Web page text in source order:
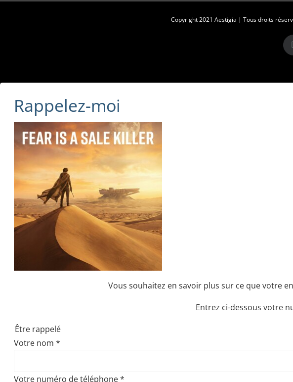
Copyright 2021 Aestigia | Tous droits
Rappelez-moi
Vous souhaitez en savoir plus sur ce que votre
Entrez ci-dessous votre
Être rappelé
Votre nom *
Votre numéro de téléphone*